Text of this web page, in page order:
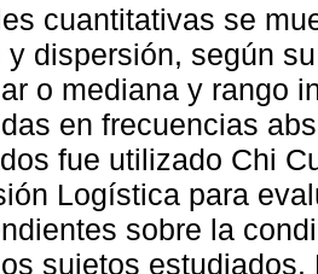
cuantitativas se
y dispersión, según
o mediana y rango
en frecuencias
fue utilizado Chi
Logística para
sobre la
sujetos